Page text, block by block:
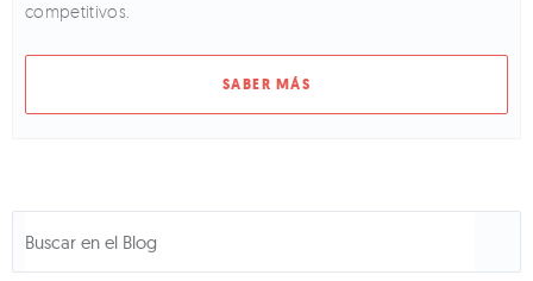
competitivos.
SABER MÁS